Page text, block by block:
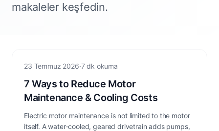
makaleler keşfedin.
Energy Efficiency
23 Temmuz 2026·7 dk okuma
7 Ways to Reduce Motor
Maintenance & Cooling Costs
Electric motor maintenance is not limited to the motor
itself. A water-cooled, geared drivetrain adds pumps,